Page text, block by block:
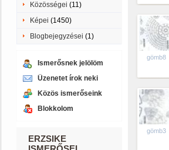
Közösségei (11)
Képei (1450)
Blogbejegyzései (1)
Ismerősnek jelölöm
Üzenetet írok neki
Közös ismerőseink
Blokkolom
ERZSIKE
gömb8
gömb3